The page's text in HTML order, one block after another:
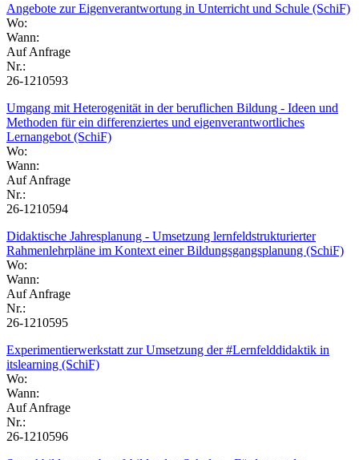
Angebote zur Eigenverantwortung in Unterricht und Schule (SchiF)
Wo:
Wann:
Auf Anfrage
Nr.:
26-1210593
Umgang mit Heterogenität in der beruflichen Bildung - Ideen und
Methoden für ein differenziertes und eigenverantwortliches
Lernangebot (SchiF)
Wo:
Wann:
Auf Anfrage
Nr.:
26-1210594
Didaktische Jahresplanung - Umsetzung lernfeldstrukturierter
Rahmenlehrpläne im Kontext einer Bildungsgangsplanung (SchiF)
Wo:
Wann:
Auf Anfrage
Nr.:
26-1210595
Experimentierwerkstatt zur Umsetzung der #Lernfelddidaktik in
itslearning (SchiF)
Wo:
Wann:
Auf Anfrage
Nr.:
26-1210596